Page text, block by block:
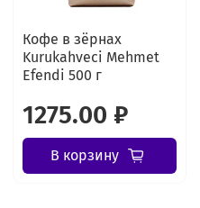
Кофе в зёрнах
Kurukahveci Mehmet
Efendi 500 г
1275.00 ₽
В корзину